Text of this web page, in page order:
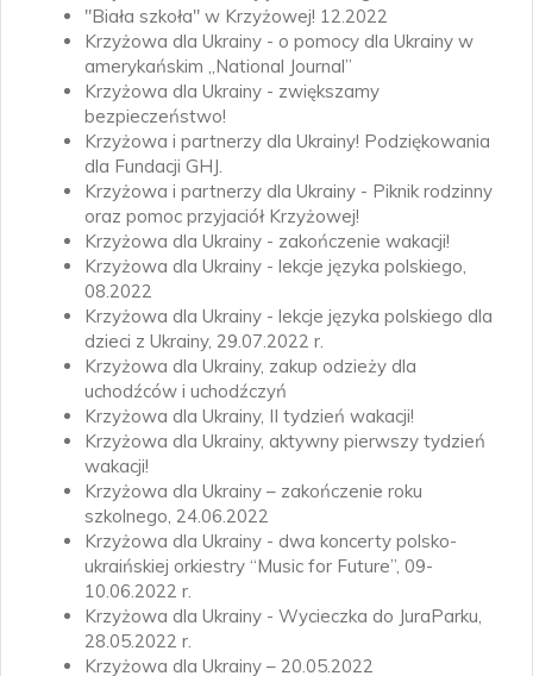
"Biała szkoła" w Krzyżowej! 12.2022
Krzyżowa dla Ukrainy - o pomocy dla Ukrainy w
amerykańskim „National Journal”
Krzyżowa dla Ukrainy - zwiększamy
bezpieczeństwo!
Krzyżowa i partnerzy dla Ukrainy! Podziękowania
dla Fundacji GHJ.
Krzyżowa i partnerzy dla Ukrainy - Piknik rodzinny
oraz pomoc przyjaciół Krzyżowej!
Krzyżowa dla Ukrainy - zakończenie wakacji!
Krzyżowa dla Ukrainy - lekcje języka polskiego,
08.2022
Krzyżowa dla Ukrainy - lekcje języka polskiego dla
dzieci z Ukrainy, 29.07.2022 r.
Krzyżowa dla Ukrainy, zakup odzieży dla
uchodźców i uchodźczyń
Krzyżowa dla Ukrainy, II tydzień wakacji!
Krzyżowa dla Ukrainy, aktywny pierwszy tydzień
wakacji!
Krzyżowa dla Ukrainy – zakończenie roku
szkolnego, 24.06.2022
Krzyżowa dla Ukrainy - dwa koncerty polsko-
ukraińskiej orkiestry “Music for Future”, 09-
10.06.2022 r.
Krzyżowa dla Ukrainy - Wycieczka do JuraParku,
28.05.2022 r.
Krzyżowa dla Ukrainy – 20.05.2022